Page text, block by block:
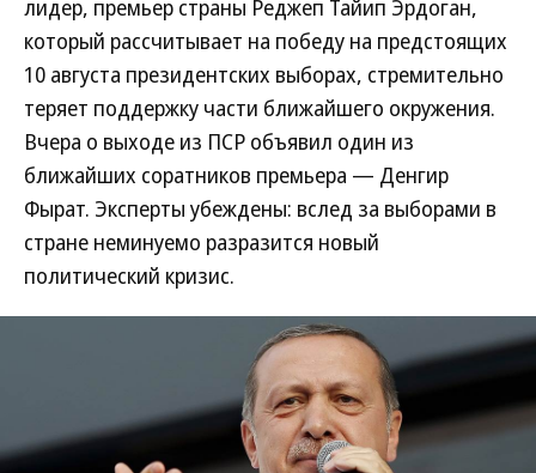
лидер, премьер страны Реджеп Тайип Эрдоган,
который рассчитывает на победу на предстоящих
10 августа президентских выборах, стремительно
теряет поддержку части ближайшего окружения.
Вчера о выходе из ПСР объявил один из
ближайших соратников премьера — Денгир
Фырат. Эксперты убеждены: вслед за выборами в
стране неминуемо разразится новый
политический кризис.